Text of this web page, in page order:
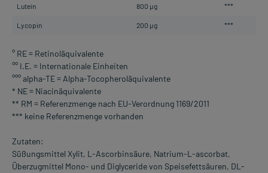
Lutein 800 µg ***
Lycopin 200 µg ***
° RE = Retinoläquivalente
°° I.E. = Internationale Einheiten
°°° alpha-TE = Alpha-Tocopheroläquivalente
* NE = Niacinäquivalente
** RM = Referenzmenge nach EU-Verordnung 1169/2011
*** keine Referenzmenge vorhanden
Zutaten:
Süßungsmittel Xylit, L-Ascorbinsäure, Natrium-L-ascorbat,
Überzugmittel Mono- und Diglyceride von Speisefettsäuren, DL-